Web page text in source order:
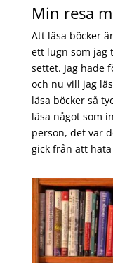
Min resa
Att läsa böcker
ett lugn som jag
settet. Jag hade
och nu vill jag
läsa böcker så
läsa något som
person, det var
gick från att